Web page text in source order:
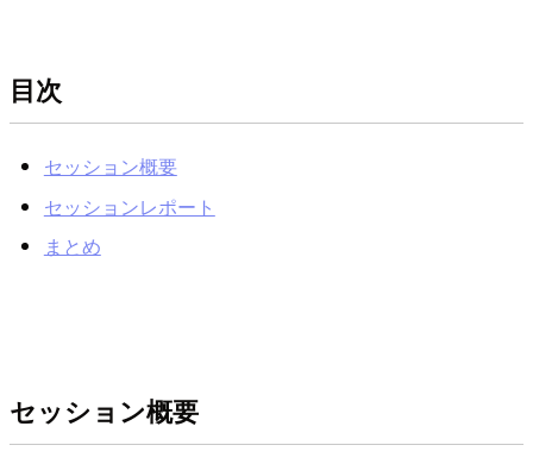
目次
セッション概要
セッションレポート
まとめ
セッション概要